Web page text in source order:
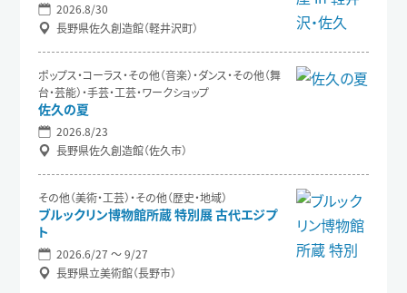
2026.8/30
長野県佐久創造館（軽井沢町）
ポップス・コーラス・その他（音楽）・ダンス・その他（舞
台・芸能）・手芸・工芸・ワークショップ
佐久の夏
2026.8/23
長野県佐久創造館（佐久市）
その他（美術・工芸）・その他（歴史・地域）
ブルックリン博物館所蔵 特別展 古代エジプ
ト
2026.6/27 〜 9/27
長野県立美術館（長野市）